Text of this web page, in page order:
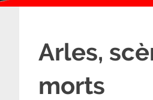
Arles,
morts